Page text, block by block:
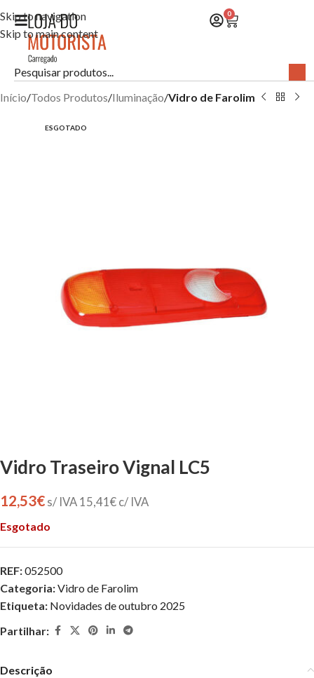
Skip to navigation
Skip to main content
0
Início Todos Produtos Iluminação Vidro de Farolim
ESGOTADO
Vidro Traseiro Vignal LC5
12,53€ s/ IVA 15,41€ c/ IVA
Esgotado
REF:052500
Categoria:Vidro de Farolim
Etiqueta: Novidades de outubro 2025
Partilhar:
Descrição